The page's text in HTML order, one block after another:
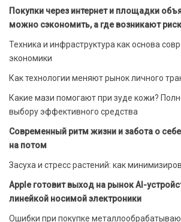
Покупки через интернет и площадки
можно сэкономить, а где возникают
Техника и инфраструктура как основа
экономики
Как технологии меняют рынок личного
Какие мази помогают при зуде кожи?
выбору эффективного средства
Современный ритм жизни и забота о
на потом
Засуха и стресс растений: как
Apple готовит выход на рынок AI-
линейкой носимой электроники
Ошибки при покупке